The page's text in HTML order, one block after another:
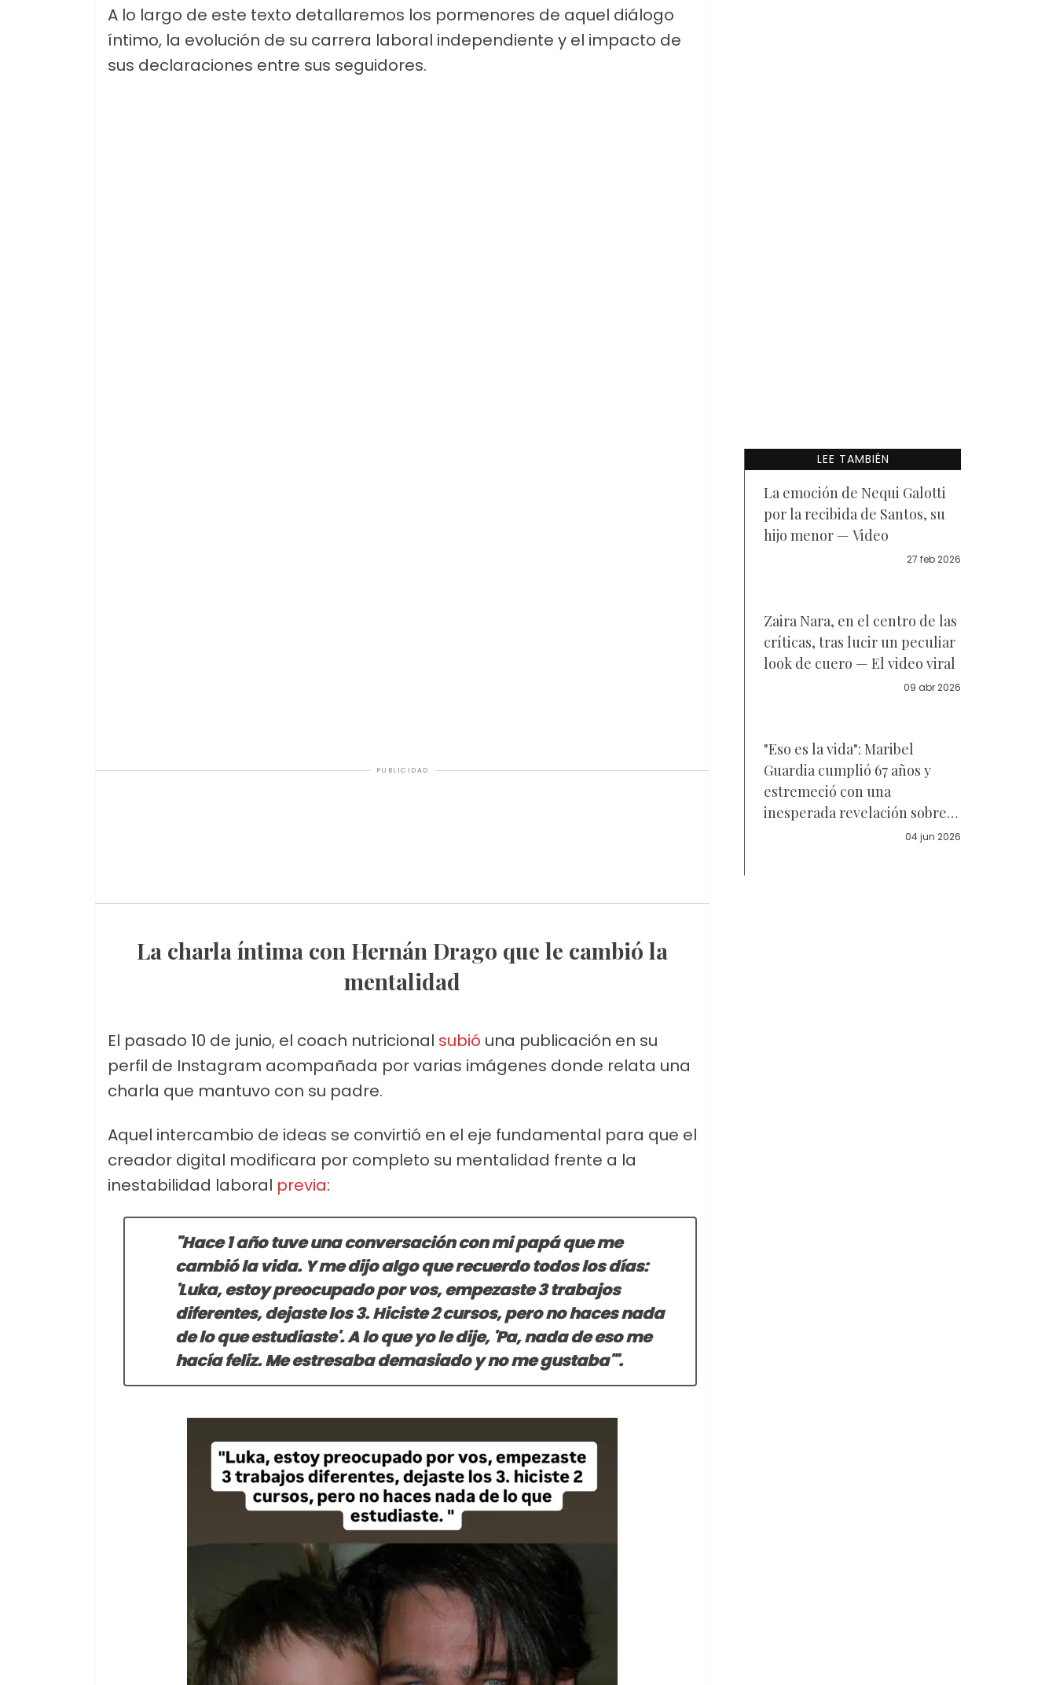
A lo largo de este texto detallaremos los pormenores de aquel diálogo
íntimo, la evolución de su carrera laboral independiente y el impacto de
sus declaraciones entre sus seguidores.
PUBLICIDAD
La charla íntima con Hernán Drago que le cambió la
mentalidad
El pasado 10 de junio, el coach nutricional subió una publicación en su
perfil de Instagram acompañada por varias imágenes donde relata una
charla que mantuvo con su padre.
Aquel intercambio de ideas se convirtió en el eje fundamental para que el
creador digital modificara por completo su mentalidad frente a la
inestabilidad laboral previa:
"Hace 1 año tuve una conversación con mi papá que me
cambió la vida. Y me dijo algo que recuerdo todos los días:
'Luka, estoy preocupado por vos, empezaste 3 trabajos
diferentes, dejaste los 3. Hiciste 2 cursos, pero no haces nada
de lo que estudiaste'. A lo que yo le dije, 'Pa, nada de eso me
hacía feliz. Me estresaba demasiado y no me gustaba'".
LEE TAMBIÉN
La emoción de Nequi Galotti
por la recibida de Santos, su
hijo menor — Video
27 feb 2026
Zaira Nara, en el centro de las
críticas, tras lucir un peculiar
look de cuero — El video viral
09 abr 2026
"Eso es la vida": Maribel
Guardia cumplió 67 años y
estremeció con una
inesperada revelación sobre
cómo se siente realmente —
04 jun 2026